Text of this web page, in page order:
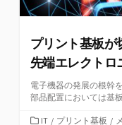
プリント基板が
先端エレクトロ
電子機器の発展の根幹
部品配置においては基
カIT / プリント基板 /